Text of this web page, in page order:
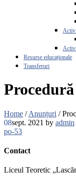
Resurse educaționale
Transferuri
Home /Anunțuri /
08sept. 2021 by admin
po-53
Contact
Liceul Teoretic